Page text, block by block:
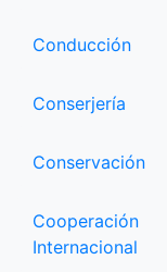
Conducción
Conserjería
Conservación
Cooperación
Internacional